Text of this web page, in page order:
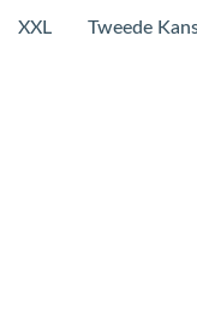
XXL Tweede